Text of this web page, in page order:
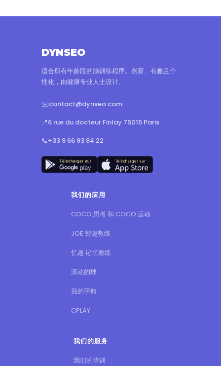
DYNSEO
适合所有年龄段的脑训练程序。创新、有趣且个
性化，由健康专业人士设计。
✉️contact@dynseo.com
📍6 rue du docteur Finlay 75015 Paris
📞+33 9 66 93 84 22
我们的应用
COCO 思考 和 COCO 运动
JOE 智趣教练
忆趣 记忆教练
滚动的球
我的字典
CPLAY
我们的服务
我们的培训